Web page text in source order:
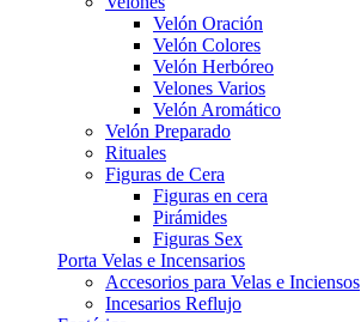
Velón Oración
Velón Colores
Velón Herbóreo
Velones Varios
Velón Aromático
Velón Preparado
Rituales
Figuras de Cera
Figuras en cera
Pirámides
Figuras Sex
Porta Velas e Incensarios
Accesorios para Velas e Inciensos
Incesarios Reflujo